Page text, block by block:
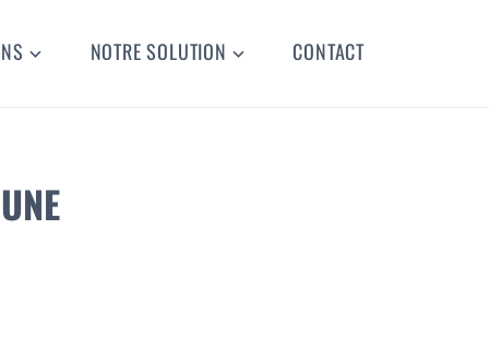
NOTRE SOLUTION CONTACT